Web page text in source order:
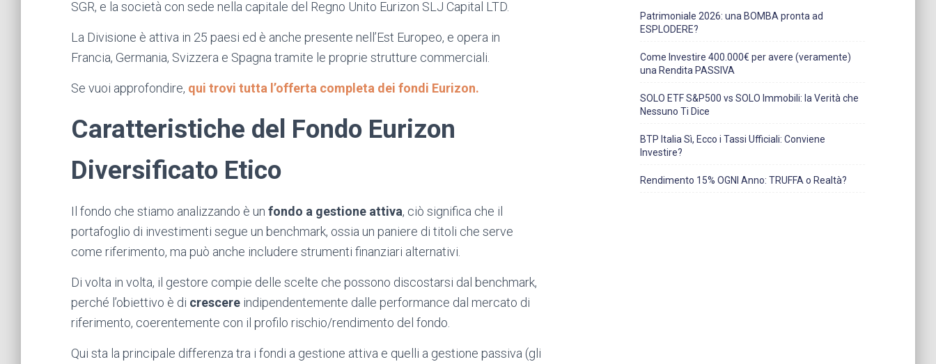
SGR, e la società con sede nella capitale del Regno Unito Eurizon SLJ Capital LTD.
La Divisione è attiva in 25 paesi ed è anche presente nell’Est Europeo, e opera in
Francia, Germania, Svizzera e Spagna tramite le proprie strutture commerciali.
Se vuoi approfondire, qui trovi tutta l’offerta completa dei fondi Eurizon.
Caratteristiche del Fondo Eurizon
Diversificato Etico
Il fondo che stiamo analizzando è un fondo a gestione attiva, ciò significa che il
portafoglio di investimenti segue un benchmark, ossia un paniere di titoli che serve
come riferimento, ma può anche includere strumenti finanziari alternativi.
Di volta in volta, il gestore compie delle scelte che possono discostarsi dal benchmark,
perché l’obiettivo è di crescere indipendentemente dalle performance dal mercato di
riferimento, coerentemente con il profilo rischio/rendimento del fondo.
Qui sta la principale differenza tra i fondi a gestione attiva e quelli a gestione passiva (gli
Patrimoniale 2026: una BOMBA pronta ad
ESPLODERE?
Come Investire 400.000€ per avere (veramente)
una Rendita PASSIVA
SOLO ETF S&P500 vs SOLO Immobili: la Verità che
Nessuno Ti Dice
BTP Italia Sì, Ecco i Tassi Ufficiali: Conviene
Investire?
Rendimento 15% OGNI Anno: TRUFFA o Realtà?